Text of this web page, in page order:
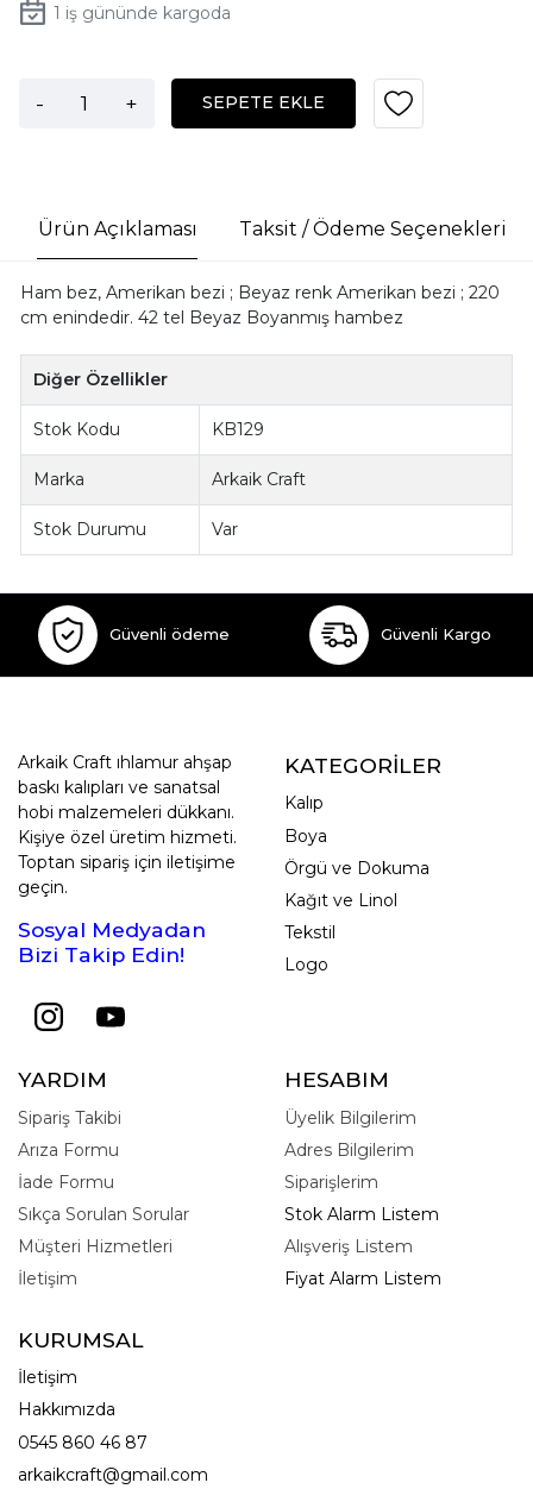
1 iş gününde kargoda
- + SEPETE EKLE
Ürün Açıklaması Taksit / Ödeme Seçenekleri
Ham bez, Amerikan bezi ; Beyaz renk Amerikan bezi ; 220
cm enindedir. 42 tel Beyaz Boyanmış hambez
Diğer Özellikler
Stok Kodu KB129
Marka Arkaik Craft
Stok Durumu Var
Güvenli ödeme Güvenli Kargo
Arkaik Craft ıhlamur ahşap
baskı kalıpları ve sanatsal
hobi malzemeleri dükkanı.
Kişiye özel üretim hizmeti.
Toptan sipariş için iletişime
geçin.
Sosyal Medyadan
Bizi Takip Edin!
KATEGORİLER
Kalıp
Boya
Örgü ve Dokuma
Kağıt ve Linol
Tekstil
Logo
YARDIM
Sipariş Takibi
Arıza Formu
İade Formu
Sıkça Sorulan Sorular
Müşteri Hizmetleri
İletişim
HESABIM
Üyelik Bilgilerim
Adres Bilgilerim
Siparişlerim
Stok Alarm Listem
Alışveriş Listem
Fiyat Alarm Listem
KURUMSAL
İletişim
Hakkımızda
0545 860 46 87
arkaikcraft@gmail.com